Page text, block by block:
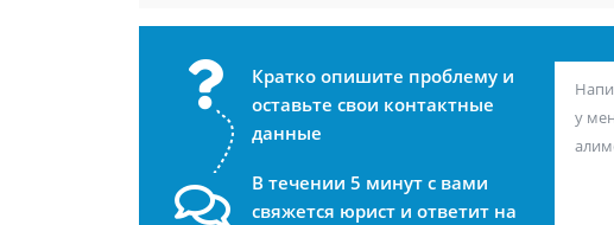
Кратко опишите проблему и
оставьте свои контактные
данные
В течении 5 минут с вами
свяжется юрист и ответит на